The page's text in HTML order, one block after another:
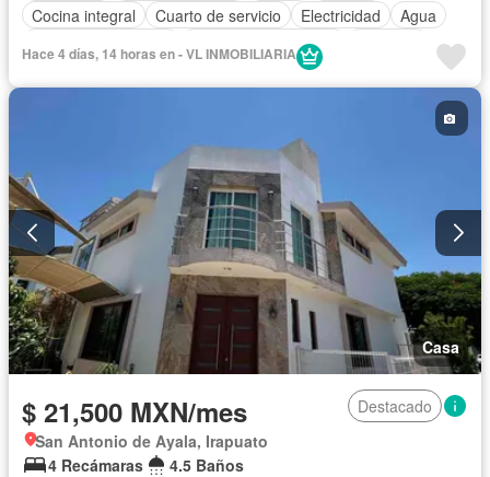
Cocina integral
Cuarto de servicio Electricidad
Agua
Recámara con closet
Solo familias
Hace 4 días, 14 horas en - VL INMOBILIARIA
Casa
$ 21,500 MXN/mes
Destacado
San Antonio de Ayala, Irapuato
4 Recámaras
4.5 Baños